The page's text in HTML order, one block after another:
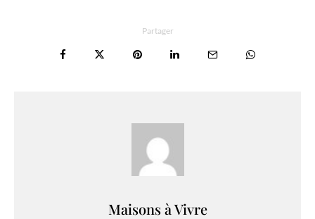
Partager
Maisons à Vivre